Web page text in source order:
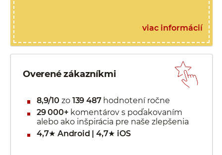
viac informácií
Overené zákazníkmi
8,9/10 zo 139 487hodnotení ročne
29 000+komentárov s poďakovaním
alebo ako inšpirácia pre naše zlepšenia
4,7★ Android | 4,7★ iOS